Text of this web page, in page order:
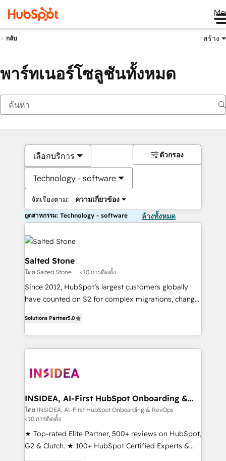
กลับ สร้าง
พาร์ทเนอร์โซลูชันทั้งหมด
เลือกบริการ
Technology - software
จัดเรียงตาม: ความเกี่ยวข้อง
ตัวกรอง
อุตสาหกรรม: Technology - software ล้างทั้งหมด
Salted Stone
โดย Salted Stone <10 การติดตั้ง
Since 2012, HubSpot’s largest customers globally
have counted on S2 for complex migrations, change
solutions that deliver measurable impact and
transform brand experiences As one of the few full-
service creative agencies in the HubSpot
winning design to build scalable, globally
marketing campaigns, & RevOps frameworks that
fuel long-term success We connect the entire
customer lifecycle through seamless integrations,
ensure long-term adoption with change-
management programs, and align marketing, sales,
Solutions Partner5.0
INSIDEA, AI-First HubSpot Onboarding &
RevOps
โดย INSIDEA, AI-First HubSpot Onboarding & RevOps
<10 การติดตั้ง
★ Top-rated Elite Partner, 500+ reviews on HubSpot,
G2 & Clutch. ★ 100+ HubSpot Certified Experts &